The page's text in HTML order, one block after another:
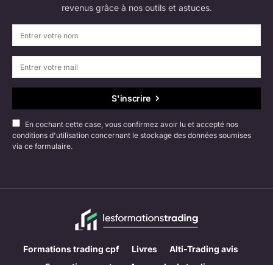
revenus grâce à nos outils et astuces.
S'inscrire
En cochant cette case, vous confirmez avoir lu et accepté nos
conditions d'utilisation concernant le stockage des données soumises
via ce formulaire.
Formations trading cpf Livres
Alti-Trading avis